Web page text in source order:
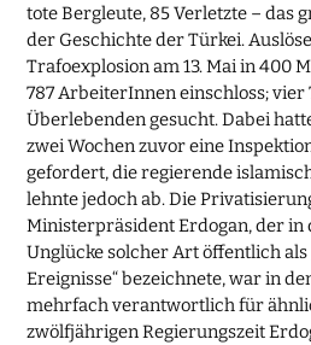
tote Bergleute, 85 Verletzte – das
der Geschichte der Türkei.
Trafoexplosion am 13. Mai in 400
787 ArbeiterInnen einschloss; vier
Überlebenden gesucht. Dabei
zwei Wochen zuvor eine
gefordert, die regierende
lehnte jedoch ab. Die
Ministerpräsident Erdogan, der in
Unglücke solcher Art öffentlich als
Ereignisse“ bezeichnete, war in
mehrfach verantwortlich für
zwölfjährigen Regierungszeit